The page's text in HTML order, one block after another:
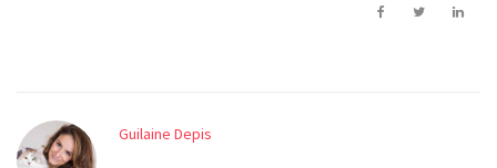
Guilaine Depis